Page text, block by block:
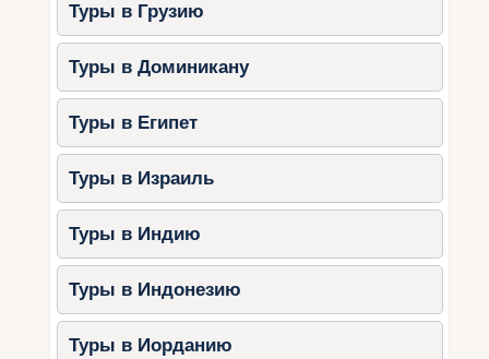
Туры в Грузию
Туры в Доминикану
Туры в Египет
Туры в Израиль
Туры в Индию
Туры в Индонезию
Туры в Иорданию